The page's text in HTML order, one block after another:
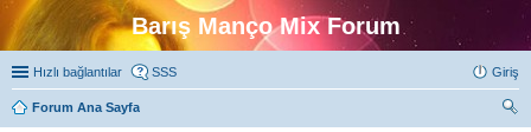
Barış Manço Mix Forum
Hızlı bağlantılar SSS Giriş
Forum Ana Sayfa